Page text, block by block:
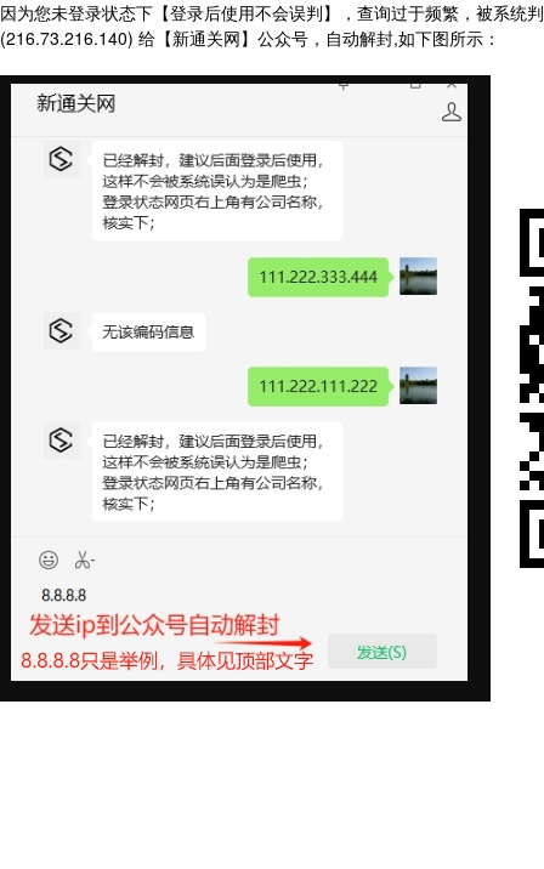
因为您未登录状态下【登录后使用不会误判】，查询过于频繁，被系
(216.73.216.140) 给【新通关网】公众号，自动解封,如下图所示：